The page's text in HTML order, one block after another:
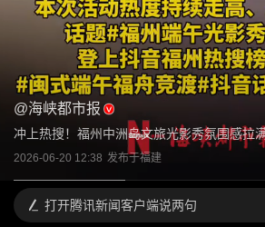
@海峡都市报
冲上热搜！福州中洲岛文旅光影秀氛围感拉
2026-06-20 12:38 发布于福建
打开腾讯新闻客户端说两句